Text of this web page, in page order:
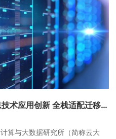
安超云出席中国信通院《信息技术应用创新 全栈适配迁移标准体系》第六次研讨会
算与大数据研究所（简称云大